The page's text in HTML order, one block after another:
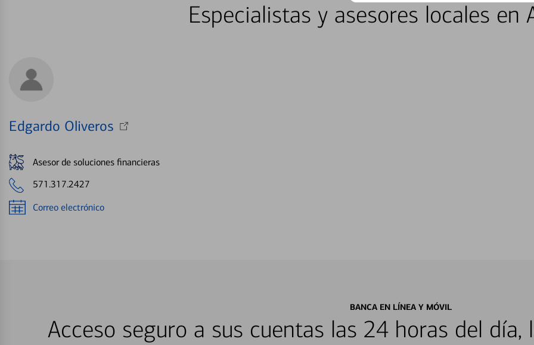
Especialistas y asesores locales en
Edgardo Oliveros
Asesor de soluciones financieras
571.317.2427
Correo electrónico
BANCA EN LÍNEA Y MÓVIL
Acceso seguro a sus cuentas las 24 horas del día,